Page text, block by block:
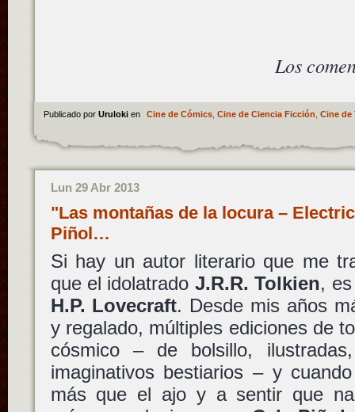
Los
Publicado por Uruloki en Cine de Cómics, Cine de Ciencia Ficción Cine de
Lun 29 Abr 2013
"Las montañas de la locura –
Piñol…
Si hay un autor literario que me
que el idolatrado J.R.R. Tolkien,
H.P. Lovecraft. Desde mis años
y regalado, múltiples ediciones de
cósmico – de bolsillo,
imaginativos bestiarios – y
más que el ajo y a sentir que